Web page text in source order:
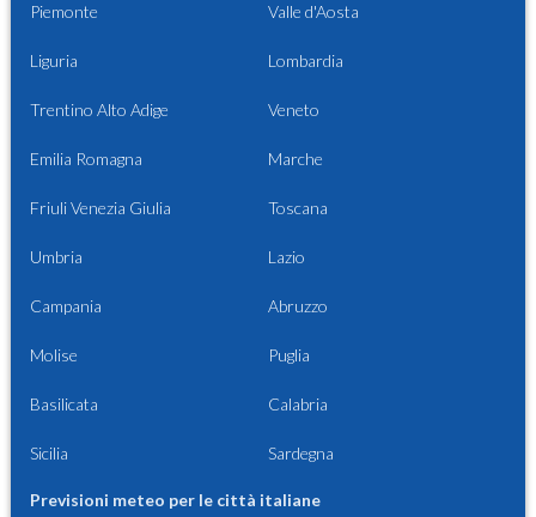
Piemonte Valle d'Aosta
Liguria Lombardia
Trentino Alto Adige Veneto
Emilia Romagna Marche
Friuli Venezia Giulia Toscana
Umbria Lazio
Campania Abruzzo
Molise Puglia
Basilicata Calabria
Sicilia Sardegna
Previsioni meteo per le città italiane